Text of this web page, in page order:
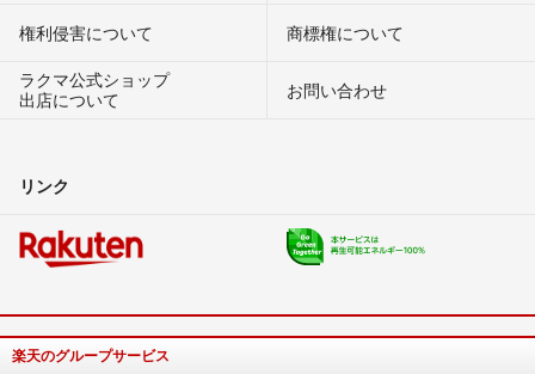
権利侵害について
商標権について
ラクマ公式ショップ
出店について
お問い合わせ
リンク
楽天のグループサービス